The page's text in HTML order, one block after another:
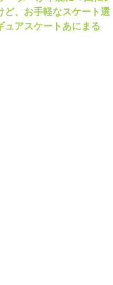
ーション
ど、お手軽なスケート選
ュアスケートあにまる